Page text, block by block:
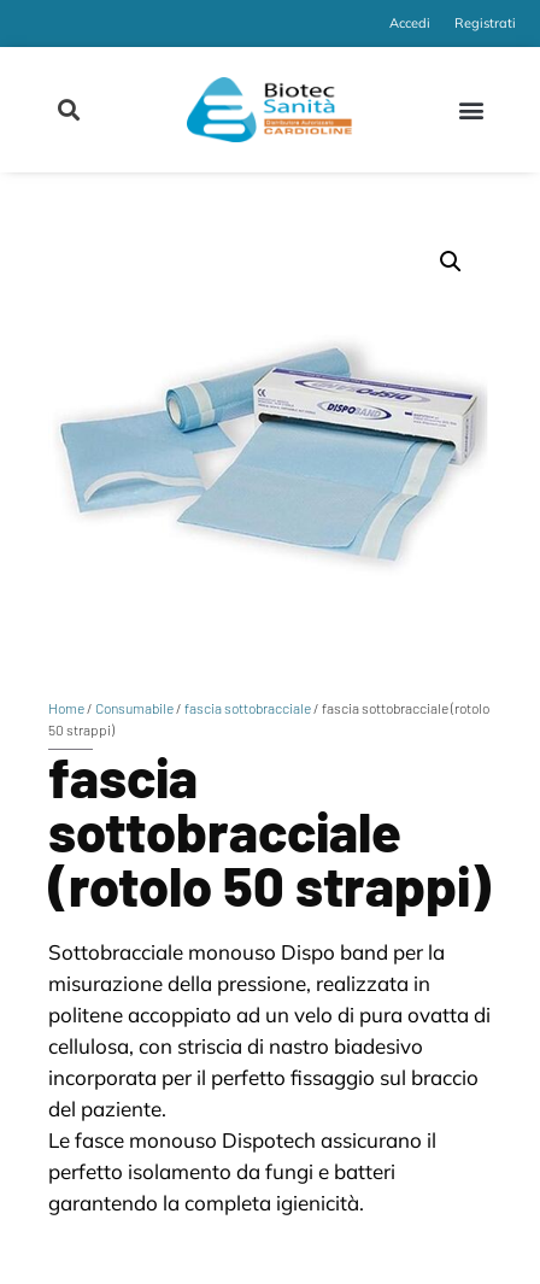
Accedi Registrati
Home / Consumabile / fascia sottobracciale / fascia sottobracciale (rotolo
50 strappi)
fascia
sottobracciale
(rotolo 50 strappi)
Sottobracciale monouso Dispo band per la
misurazione della pressione, realizzata in
politene accoppiato ad un velo di pura ovatta di
cellulosa, con striscia di nastro biadesivo
incorporata per il perfetto fissaggio sul braccio
del paziente.
Le fasce monouso Dispotech assicurano il
perfetto isolamento da fungi e batteri
garantendo la completa igienicità.